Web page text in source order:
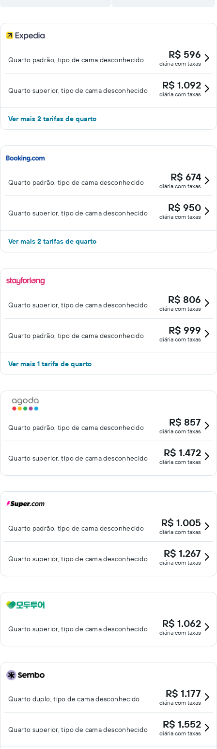
Quarto padrão, tipo de cama desconhecido R$ 596
diária com taxas
Quarto superior, tipo de cama desconhecido R$ 1.092
diária com taxas
Ver mais 2 tarifas de quarto
Quarto padrão, tipo de cama desconhecido R$ 674
diária com taxas
Quarto superior, tipo de cama desconhecido R$ 950
diária com taxas
Ver mais 2 tarifas de quarto
Quarto superior, tipo de cama desconhecido R$ 806
diária com taxas
Quarto padrão, tipo de cama desconhecido R$ 999
diária com taxas
Ver mais 1 tarifa de quarto
Quarto padrão, tipo de cama desconhecido R$ 857
diária com taxas
Quarto superior, tipo de cama desconhecido R$ 1.472
diária com taxas
Quarto padrão, tipo de cama desconhecido R$ 1.005
diária com taxas
Quarto superior, tipo de cama desconhecido R$ 1.267
diária com taxas
Quarto superior, tipo de cama desconhecido R$ 1.062
diária com taxas
Quarto duplo, tipo de cama desconhecido R$ 1.177
diária com taxas
Quarto superior, tipo de cama desconhecido R$ 1.552
diária com taxas